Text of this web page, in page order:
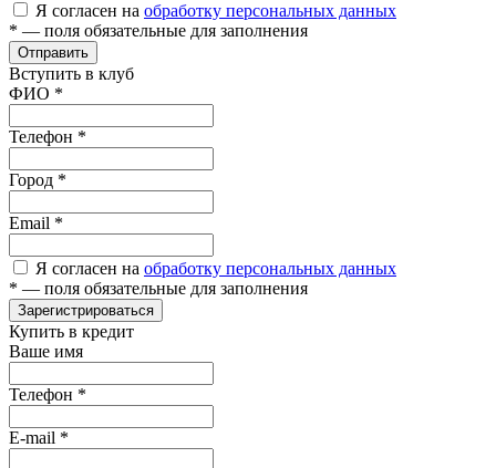
Я согласен на обработку персональных данных
* — поля обязательные для заполнения
Отправить
Вступить в клуб
ФИО *
Телефон *
Город *
Email *
Я согласен на обработку персональных данных
* — поля обязательные для заполнения
Зарегистрироваться
Купить в кредит
Ваше имя
Телефон *
E-mail *